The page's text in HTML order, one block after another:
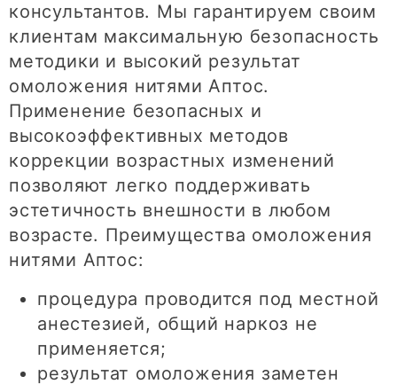
консультантов. Мы гарантируем своим
клиентам максимальную безопасность
методики и высокий результат
омоложения нитями Аптос.
Применение безопасных и
высокоэффективных методов
коррекции возрастных изменений
позволяют легко поддерживать
эстетичность внешности в любом
возрасте. Преимущества омоложения
нитями Аптос:
процедура проводится под местной
анестезией, общий наркоз не
применяется;
результат омоложения заметен